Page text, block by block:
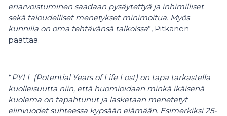
eriarvoistuminen saadaan pysäytettyä ja inhimilliset
sekä taloudelliset menetykset minimoitua. Myös
kunnilla on oma tehtävänsä talkoissa”, Pitkänen
päättää.
-
*PYLL (Potential Years of Life Lost) on tapa tarkastella
kuolleisuutta niin, että huomioidaan minkä ikäisenä
kuolema on tapahtunut ja lasketaan menetetyt
elinvuodet suhteessa kypsään elämään. Esimerkiksi 25-